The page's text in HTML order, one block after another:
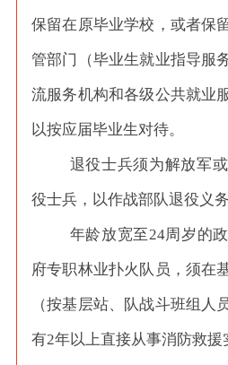
保留在原毕业学校，或者保
管部门（毕业生就业指导服
流服务机构和各级公共就业
以按应届毕业生对待。
退役士兵须为解放军
役士兵，以作战部队退役义务
年龄放宽至24周岁的
府专职林业扑火队员，须在
（按基层站、队战斗班组人
有2年以上直接从事消防救援